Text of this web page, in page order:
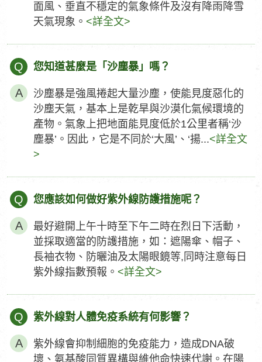
面風、垂直不穩定的氣象條件及沒有降雨降雪
天氣現象。 <詳全文>
Q 您知道甚麼是「沙塵暴」嗎？
沙塵暴是強風捲起大量沙塵，使能見度惡化的
沙塵天氣，基本上是乾旱與沙漠化氣候環境的
產物。氣象上把地面能見度低於1公里者稱‘沙
塵暴’。因此，它是不同於‘大風’、‘揚...<詳全文
>
Q 您應該如何做好紫外線防護措施呢？
最好避開上午十時至下午二時在烈日下活動，
並採取適當的防護措施，如：遮陽傘、帽子、
長袖衣物、防曬油及太陽眼鏡等,同時注意每日
紫外線指數預報。 <詳全文>
Q 紫外線對人體免疫系統有何影響？
紫外線會抑制細胞的免疫能力，造成DNA破
壞、氨基酸同質異構與維他命快速代謝。在陽